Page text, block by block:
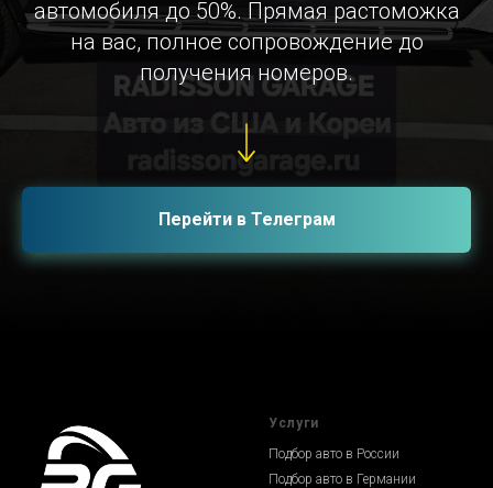
автомобиля до 50%. Прямая растоможка
на вас, полное сопровождение до
получения номеров.
Перейти в Телеграм
Услуги
Подбор авто в России
Подбор авто в Германии